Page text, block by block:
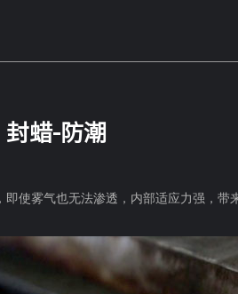
封蜡-防潮
使雾气也无法渗透，内部适应力强，带